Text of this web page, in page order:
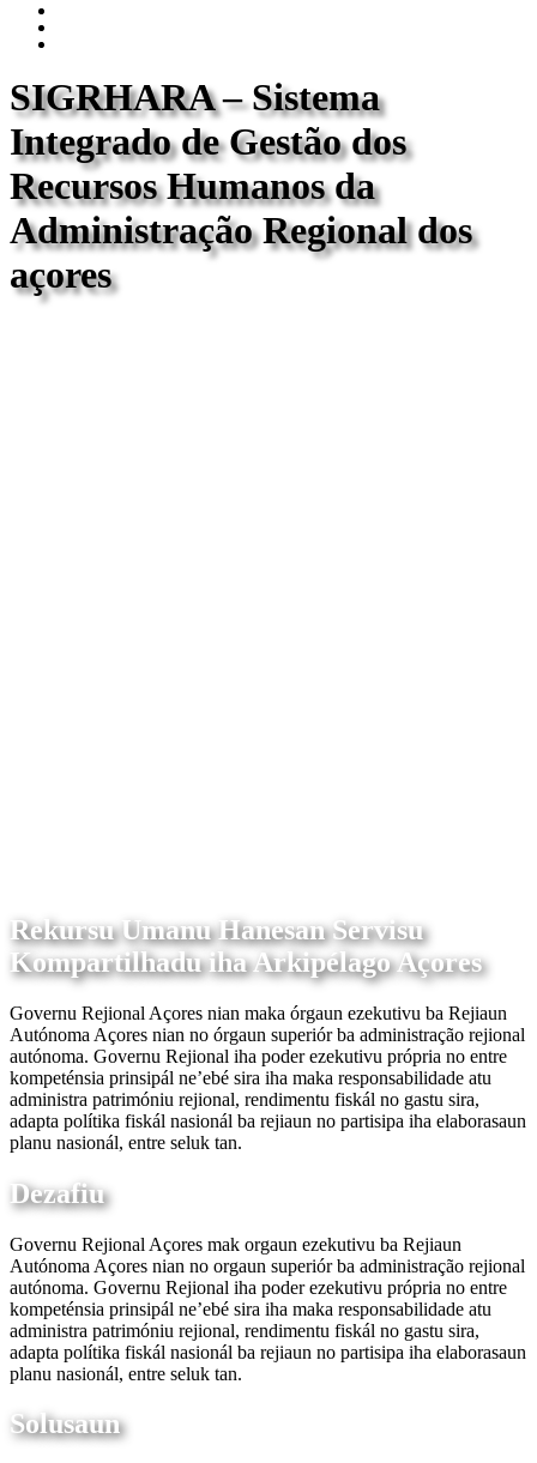
SIGRHARA – Sistema
Integrado de Gestão dos
Recursos Humanos da
Administração Regional dos
açores
Rekursu Umanu Hanesan Servisu
Kompartilhadu iha Arkipélago Açores
Governu Rejional Açores nian maka órgaun ezekutivu ba Rejiaun
Autónoma Açores nian no órgaun superiór ba administração rejional
autónoma. Governu Rejional iha poder ezekutivu própria no entre
kompeténsia prinsipál ne’ebé sira iha maka responsabilidade atu
administra patrimóniu rejional, rendimentu fiskál no gastu sira,
adapta polítika fiskál nasionál ba rejiaun no partisipa iha elaborasaun
planu nasionál, entre seluk tan.
Dezafiu
Governu Rejional Açores mak orgaun ezekutivu ba Rejiaun
Autónoma Açores nian no orgaun superiór ba administração rejional
autónoma. Governu Rejional iha poder ezekutivu própria no entre
kompeténsia prinsipál ne’ebé sira iha maka responsabilidade atu
administra patrimóniu rejional, rendimentu fiskál no gastu sira,
adapta polítika fiskál nasionál ba rejiaun no partisipa iha elaborasaun
planu nasionál, entre seluk tan.
Solusaun